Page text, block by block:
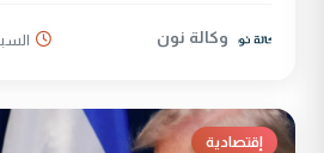
وكالة نون السبت 20
إقتصادية